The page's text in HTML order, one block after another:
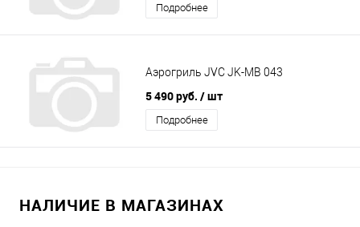
Подробнее
Аэрогриль JVC JK-MB 043
5 490 руб. / шт
Подробнее
НАЛИЧИЕ В МАГАЗИНАХ